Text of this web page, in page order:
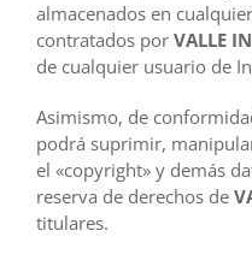
almacenados en
contratados por VALLE
de cualquier usuario de
Asimismo, de
podrá suprimir,
el «copyright» y demás
reserva de derechos de
titulares.